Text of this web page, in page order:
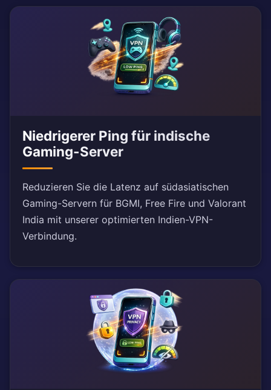
Niedrigerer Ping für indische
Gaming-Server
Reduzieren Sie die Latenz auf südasiatischen
Gaming-Servern für BGMI, Free Fire und Valorant
India mit unserer optimierten Indien-VPN-
Verbindung.